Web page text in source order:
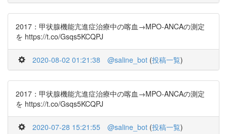
2017：甲状腺機能亢進症治療中の喀血→MPO-ANCAの測定
を https://t.co/Gsqs5KCQPJ
2020-08-02 01:21:38 @saline_bot (投稿一覧)
2017：甲状腺機能亢進症治療中の喀血→MPO-ANCAの測定
を https://t.co/Gsqs5KCQPJ
2020-07-28 15:21:55 @saline_bot (投稿一覧)